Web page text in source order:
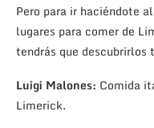
Pero para ir haciéndote
lugares para comer de
tendrás que descubrirlos
Luigi Malones: Comida
Limerick.